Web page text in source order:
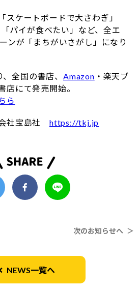
スケートボードで大さわぎ」
「パイが食べたい」など、全エ
ンが「まちがいさがし」になり
全国の書店、 Amazon ・楽天ブ
店にて発売開始。
ら
社宝島社 https://tkj.jp
次のお知らせへ ＞
NEWS一覧へ